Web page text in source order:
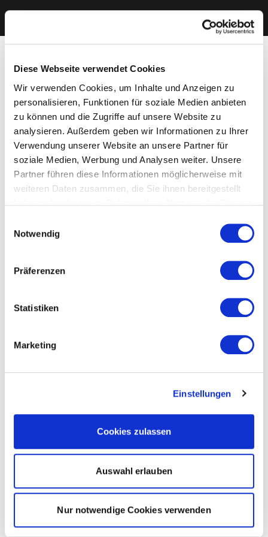
Diese Webseite verwendet Cookies
Wir verwenden Cookies, um Inhalte und Anzeigen zu
personalisieren, Funktionen für soziale Medien anbieten
zu können und die Zugriffe auf unsere Website zu
analysieren. Außerdem geben wir Informationen zu Ihrer
Verwendung unserer Website an unsere Partner für
soziale Medien, Werbung und Analysen weiter. Unsere
Partner führen diese Informationen möglicherweise mit
weiteren Daten zusammen, die Sie ihnen bereitgestellt
Cookies, wenn Sie unsere Webseite weiterhin nutzen.
Notwendig
Präferenzen
Statistiken
Marketing
Einstellungen
Cookies zulassen
Auswahl erlauben
Nur notwendige Cookies verwenden